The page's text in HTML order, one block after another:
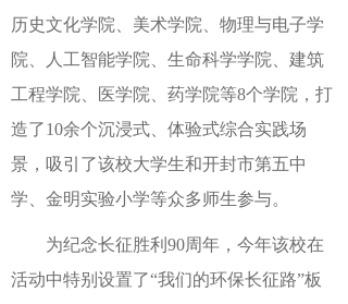
历史文化学院、美术学院、物理与电子学
院、人工智能学院、生命科学学院、建筑
工程学院、医学院、药学院等8个学院，打
造了10余个沉浸式、体验式综合实践场
景，吸引了该校大学生和开封市第五中
学、金明实验小学等众多师生参与。
为纪念长征胜利90周年，今年该校在
活动中特别设置了“我们的环保长征路”板